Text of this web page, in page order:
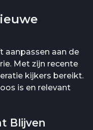
aanpassen aan de
Met zijn recente
kijkers bereikt.
is en relevant
Blijven